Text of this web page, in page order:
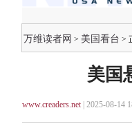
万维读者网 > 美国看台 >
美国
www.creaders.net| 2025-08-14